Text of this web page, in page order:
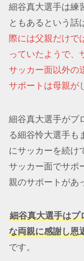
細谷真大選手は練
ともあるという話
際には父親だけで
っていたようで、
サッカー面以外の
サポートは母親が
細谷真大選手がプ
る細谷怜大選手も
にサッカーを続け
サッカー面でサポ
親のサポートがあ
細谷真大選手はプ
な両親に感謝し恩
です。